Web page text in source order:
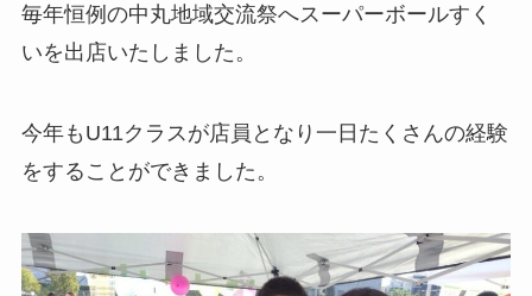
毎年恒例の中丸地域交流祭へスーパーボールすく
いを出店いたしました。
今年もU11クラスが店員となり一日たくさんの経験
をすることができました。